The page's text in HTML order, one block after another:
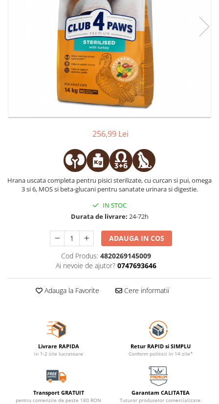
256,99 Lei
Hrana uscata completa pentru pisici sterilizate, cu curcan si pui, omega
3 si 6, MOS si beta-glucani pentru sanatate urinara si digestie.
IN STOC
Durata de livrare: 24-72h
ADAUGA IN COS
Cod Produs: 4820269145009
Ai nevoie de ajutor? 0747693646
Adauga la Favorite Cere informatii
Livrare RAPIDA
in 1-2 zile lucratoare
Retur RAPID si SIMPLU
Conform politicii in 14 zile*
Transport GRATUIT
pentru comenzile de peste 180 RON
Garantam CALITATEA
Tuturor produselor comercializate.